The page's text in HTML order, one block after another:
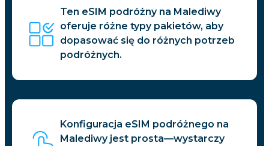
Ten eSIM podróżny na Malediwy
oferuje różne typy pakietów, aby
dopasować się do różnych potrzeb
podróżnych.
Konfiguracja eSIM podróżnego na
Malediwy jest prosta—wystarczy